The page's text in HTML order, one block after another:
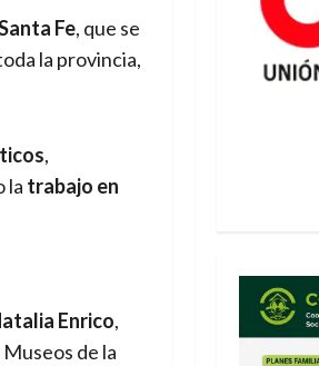
Fe, que se
la provincia,
,
la trabajo en
Enrico,
de la